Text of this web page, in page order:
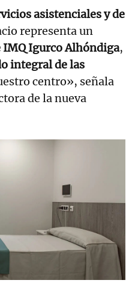
asistenciales y de
representa un
Igurco Alhóndiga,
integral de las
centro», señala
de la nueva